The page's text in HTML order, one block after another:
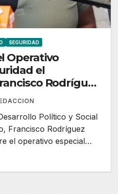
SEGURIDAD
Operativo
el
Político y Social
Francisco Rodríguez
el operativo especial…